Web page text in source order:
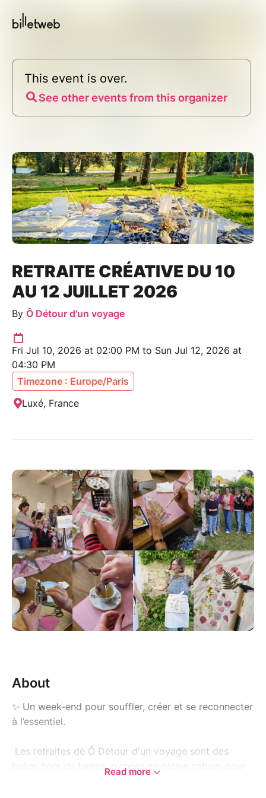
This event is over.
See other events from this organizer
RETRAITE CRÉATIVE DU 10
AU 12 JUILLET 2026
By Ô Détour d'un voyage
Fri Jul 10, 2026 at 02:00 PM to Sun Jul 12, 2026 at
04:30 PM
Timezone : Europe/Paris
Luxé, France
About
✨ Un week-end pour souffler, créer et se reconnecter
à l’essentiel.
Les retraites de Ô Détour d'un voyage sont des
bulles hors du temps, nichées en pleine nature, pour
Read more